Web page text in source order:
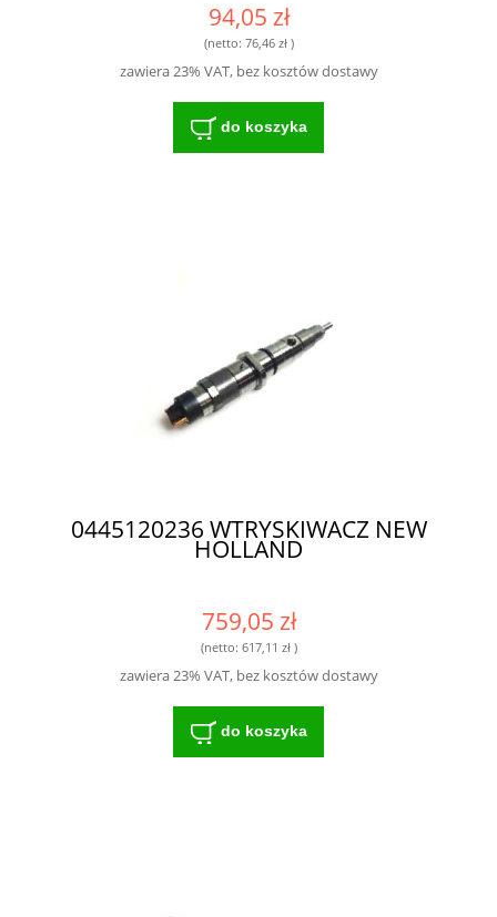
94,05 zł
(netto: 76,46 zł)
zawiera 23% VAT, bez kosztów dostawy
do koszyka
0445120236 WTRYSKIWACZ NEW
HOLLAND
759,05 zł
(netto: 617,11 zł)
zawiera 23% VAT, bez kosztów dostawy
do koszyka